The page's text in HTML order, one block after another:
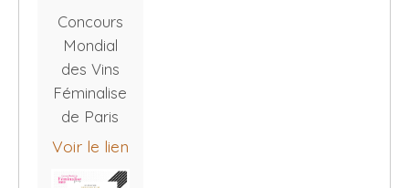
Concours
Mondial
des Vins
Féminalise
de Paris
Voir le lien